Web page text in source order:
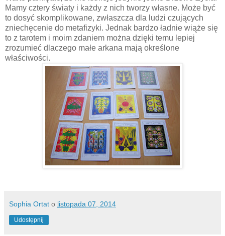
Mamy cztery światy i każdy z nich tworzy własne. Może być
to dosyć skomplikowane, zwłaszcza dla ludzi czujących
zniechęcenie do metafizyki. Jednak bardzo ładnie wiąże się
to z tarotem i moim zdaniem można dzięki temu lepiej
zrozumieć dlaczego małe arkana mają określone
właściwości.
Sophia Ortat o listopada 07, 2014
Udostępnij